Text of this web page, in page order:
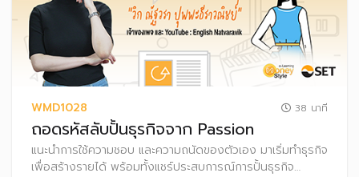
WMD1028 38 นาที
ถอดรหัสลับปั้นธุรกิจจาก Passion
แนะนำการใช้ความชอบ และความถนัดของตัวเอง มาเริ่มทำธุรกิจ
เพื่อสร้างรายได้ พร้อมทั้งแชร์ประสบการณ์การปั้นธุรกิจ